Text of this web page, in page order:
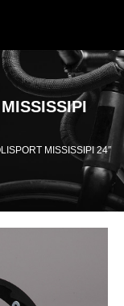
MISSISSIPI 24″